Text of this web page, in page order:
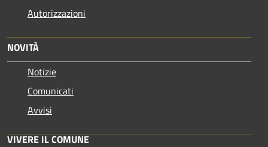
Autorizzazioni
NOVITÀ
Notizie
Comunicati
Avvisi
VIVERE IL COMUNE